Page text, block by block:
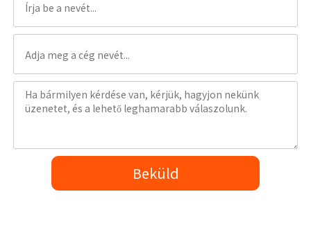
Beküld